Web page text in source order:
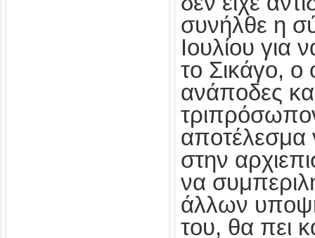
συνήλθε η
Ιουλίου για
το Σικάγο, ο
ανάποδες
αποτέλεσμα
στην
να
άλλων
του, θα πει